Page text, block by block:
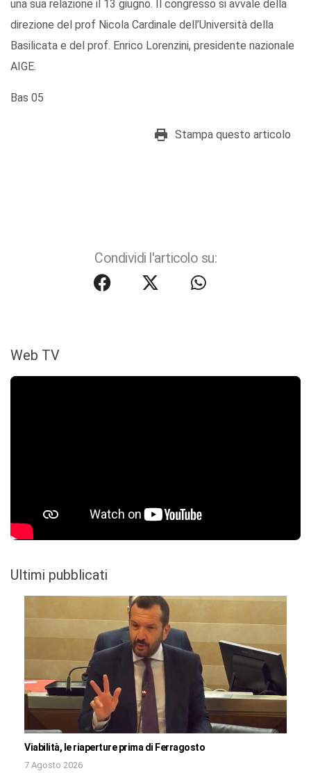
una sua relazione il 13 giugno. Il congresso si avvale della
direzione del prof Nicola Cardinale dell’Università della
Basilicata e del prof. Enrico Lorenzini, presidente nazionale
AIGE.
Bas 05
Stampa questo articolo
Condividi l'articolo su:
Web TV
Ultimi pubblicati
Viabilità, le riaperture prima di Ferragosto
7 Agosto 2026